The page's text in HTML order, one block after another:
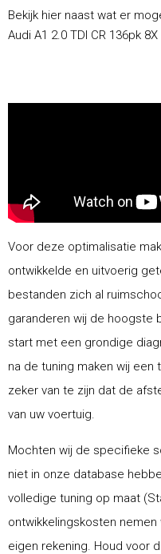
Bekijk hier naast wat er
Audi A1 2.0 TDI CR 136pk
Voor deze optimalisatie
ontwikkelde en uitvoerig
bestanden zich al
garanderen wij de hoogste
start met een grondige
na de tuning maken wij
zeker van te zijn dat de
van uw voertuig.
Mochten wij de specifieke
niet in onze database
volledige tuning op maat
ontwikkelingskosten
eigen rekening. Houd voor